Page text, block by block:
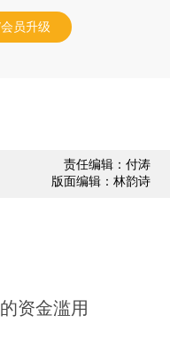
员升级
责任编辑：付涛
版面编辑：林韵诗
资金滥用